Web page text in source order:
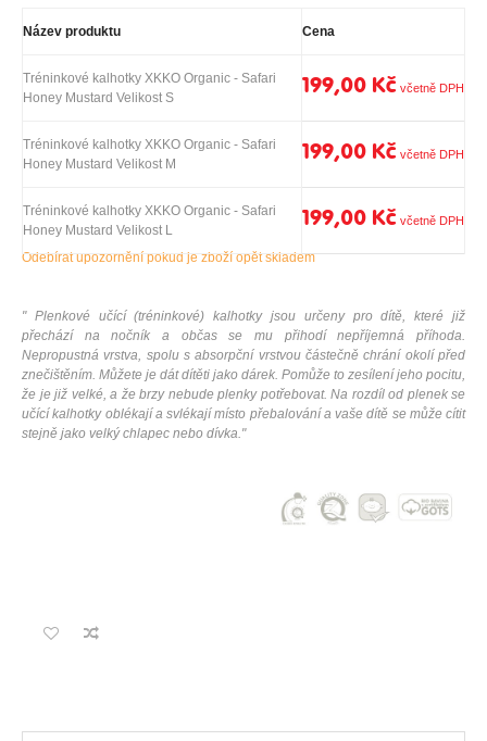
Název produktu Cena
Tréninkové kalhotky XKKO Organic - Safari
Honey Mustard Velikost S
199,00 Kč
Tréninkové kalhotky XKKO Organic - Safari
Honey Mustard Velikost M
199,00 Kč
Tréninkové kalhotky XKKO Organic - Safari
Honey Mustard Velikost L
199,00 Kč
Odebírat upozornění pokud je zboží opět skladem
" Plenkové učící (tréninkové) kalhotky jsou určeny pro dítě, které již
přechází na nočník a občas se mu přihodí nepříjemná příhoda.
Nepropustná vrstva, spolu s absorpční vrstvou částečně chrání okolí před
znečištěním. Můžete je dát dítěti jako dárek. Pomůže to zesílení jeho pocitu,
že je již velké, a že brzy nebude plenky potřebovat. Na rozdíl od plenek se
učící kalhotky oblékají a svlékají místo přebalování a vaše dítě se může cítit
stejně jako velký chlapec nebo dívka."